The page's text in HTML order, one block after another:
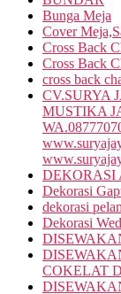
Bunga Meja
Cover
Cross Back
Cross Back
cross back
CV.SURYA
MUSTIKA
Dekorasi
dekorasi
Dekorasi
COKELAT